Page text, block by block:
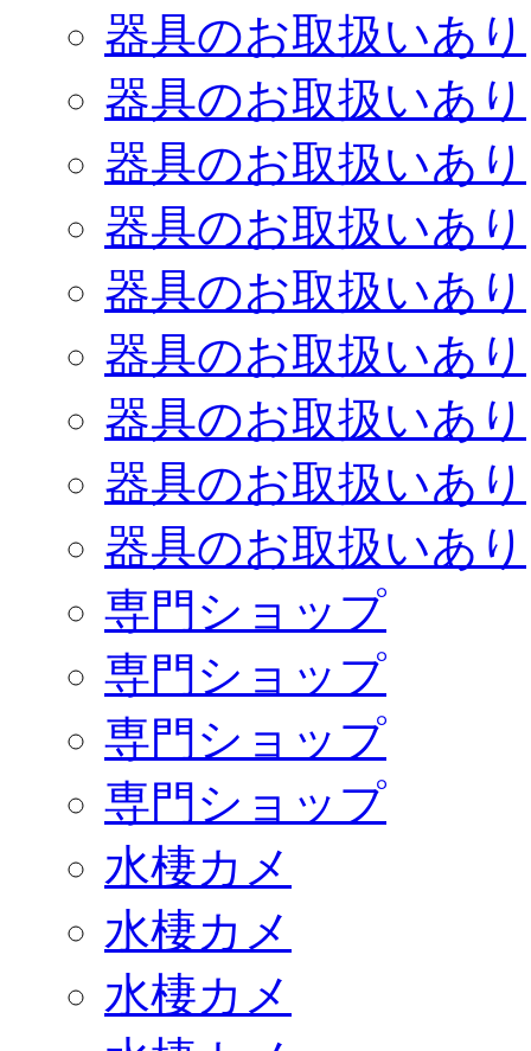
器具のお取扱いあり
器具のお取扱いあり
器具のお取扱いあり
器具のお取扱いあり
器具のお取扱いあり
器具のお取扱いあり
器具のお取扱いあり
器具のお取扱いあり
器具のお取扱いあり
専門ショップ
専門ショップ
専門ショップ
専門ショップ
水棲カメ
水棲カメ
水棲カメ